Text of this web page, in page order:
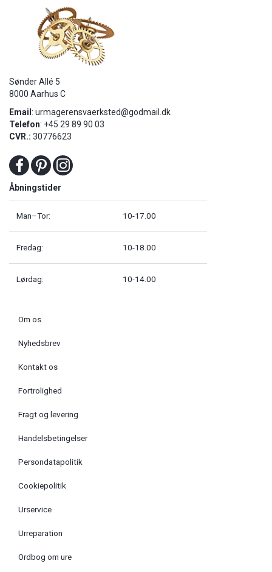
Sønder Allé 5
8000 Aarhus C
Email : urmagerensvaerksted@godmail.dk
Telefon: +45 29 89 90 03
CVR.: 30776623
Åbningstider
Man–Tor: 10-17.00
Fredag: 10-18.00
Lørdag: 10-14.00
Om os
Nyhedsbrev
Kontakt os
Fortrolighed
Fragt og levering
Handelsbetingelser
Persondatapolitik
Cookiepolitik
Urservice
Urreparation
Ordbog om ure